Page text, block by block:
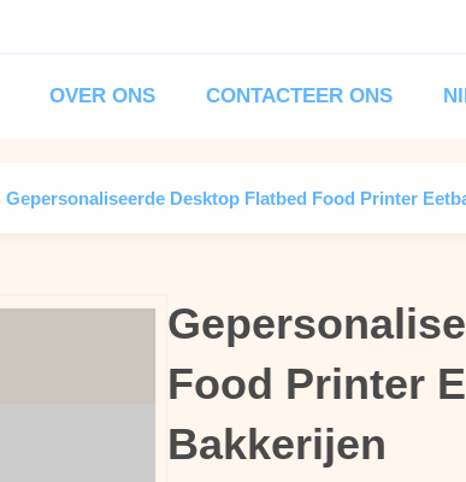
OVER ONS CONTACTEER ONS
Gepersonaliseerde Desktop Flatbed Food Printer
Food Printer
Bakkerijen
Food Printer
Bakkerijen